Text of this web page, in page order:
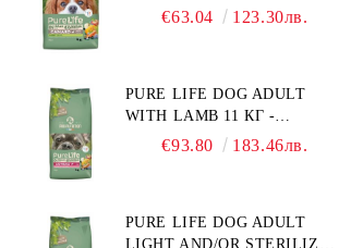
ПЪЛНОЦЕННА ХРАНА ЗА
С ТЕГЛО ПОД 10 КГ, С
ПАТИЦА. БЕЗ ЗЪРНО, БЕЗ
ГЛУТЕН. ПРОИЗВЕДЕНА
€63.04 123.30лв.
PURE LIFE DOG ADULT
WITH LAMB 11 КГ -
ПЪЛНОЦЕННА ХРАНА ЗА
ПОДХОДЯЩА ЗА КУЧЕТА
€93.80 183.46лв.
PURE LIFE DOG ADULT
LIGHT AND/OR STERILIZED